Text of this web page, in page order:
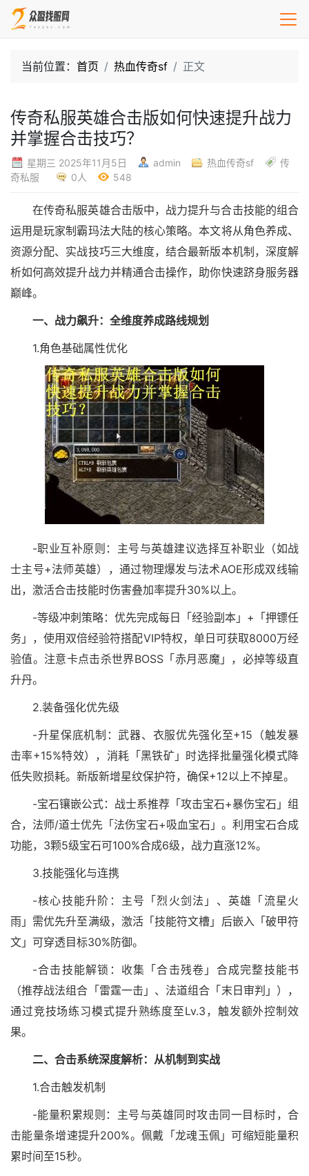
当前位置： 首页 热血传奇sf 正文
传奇私服英雄合击版如何快速提升战力
并掌握合击技巧？
星期三 2025年11月5日 admin 热血传奇sf
传
奇私服
0人 548
在传奇私服英雄合击版中，战力提升与合击技能的组合
运用是玩家制霸玛法大陆的核心策略。本文将从角色养成、
资源分配、实战技巧三大维度，结合最新版本机制，深度解
析如何高效提升战力并精通合击操作，助你快速跻身服务器
巅峰。
一、战力飙升：全维度养成路线规划
1.角色基础属性优化
-职业互补原则：主号与英雄建议选择互补职业（如战
士主号+法师英雄），通过物理爆发与法术AOE形成双线输
出，激活合击技能时伤害叠加率提升30%以上。
-等级冲刺策略：优先完成每日「经验副本」+「押镖任
务」，使用双倍经验符搭配VIP特权，单日可获取8000万经
验值。注意卡点击杀世界BOSS「赤月恶魔」，必掉等级直
升丹。
2.装备强化优先级
-升星保底机制：武器、衣服优先强化至+15（触发暴
击率+15%特效），消耗「黑铁矿」时选择批量强化模式降
低失败损耗。新版新增星纹保护符，确保+12以上不掉星。
-宝石镶嵌公式：战士系推荐「攻击宝石+暴伤宝石」组
合，法师/道士优先「法伤宝石+吸血宝石」。利用宝石合成
功能，3颗5级宝石可100%合成6级，战力直涨12%。
3.技能强化与连携
-核心技能升阶：主号「烈火剑法」、英雄「流星火
雨」需优先升至满级，激活「技能符文槽」后嵌入「破甲符
文」可穿透目标30%防御。
-合击技能解锁：收集「合击残卷」合成完整技能书
（推荐战法组合「雷霆一击」、法道组合「末日审判」），
通过竞技场练习模式提升熟练度至Lv.3，触发额外控制效
果。
二、合击系统深度解析：从机制到实战
1.合击触发机制
-能量积累规则：主号与英雄同时攻击同一目标时，合
击能量条增速提升200%。佩戴「龙魂玉佩」可缩短能量积
累时间至15秒。